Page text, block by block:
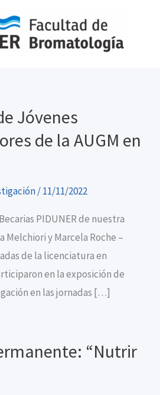
Jóvenes
de la AUGM en
/11/11/2022
PIDUNER de nuestra
Melchiori y Marcela Roche –
de la licenciatura en
en la exposición de
en las jornadas […]
“Nutrir